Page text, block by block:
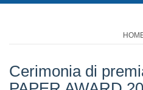
Cerimonia di